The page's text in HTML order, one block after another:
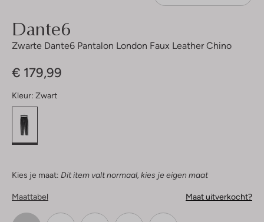
Dante6
Zwarte Dante6 Pantalon London Faux Leather Chino
€ 179,99
Kleur: Zwart
Kies je maat: Dit item valt normaal, kies je eigen maat
Maattabel Maat uitverkocht?